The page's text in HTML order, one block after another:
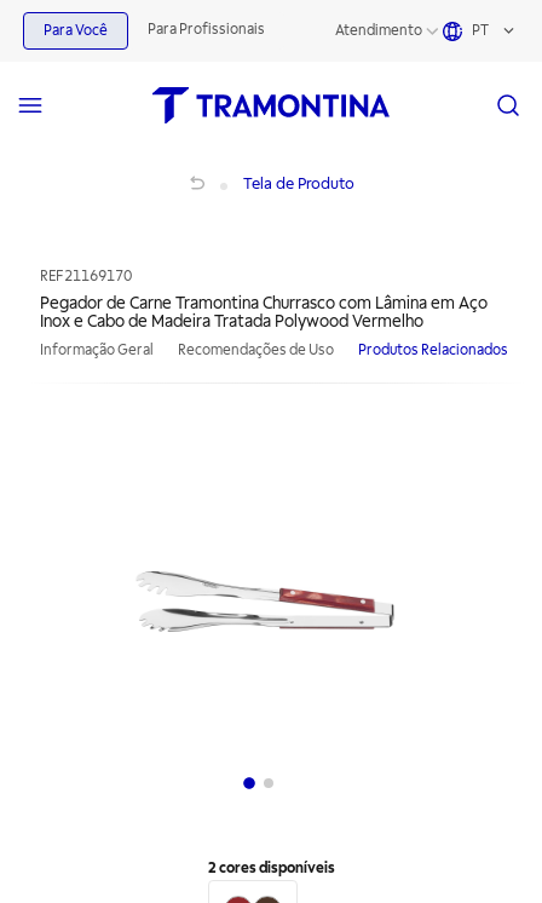
Para Você Para Profissionais Atendimento PT
Tela de Produto
REF21169170
Pegador de Carne Tramontina Churrasco com Lâmina em Aço
Inox e Cabo de Madeira Tratada Polywood Vermelho
Informação Geral Recomendações de Uso Produtos Relacionados
2cores disponíveis